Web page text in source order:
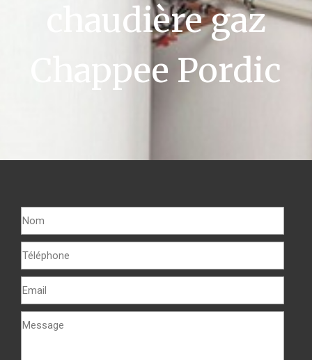
chaudière gaz
Chappee Pordic